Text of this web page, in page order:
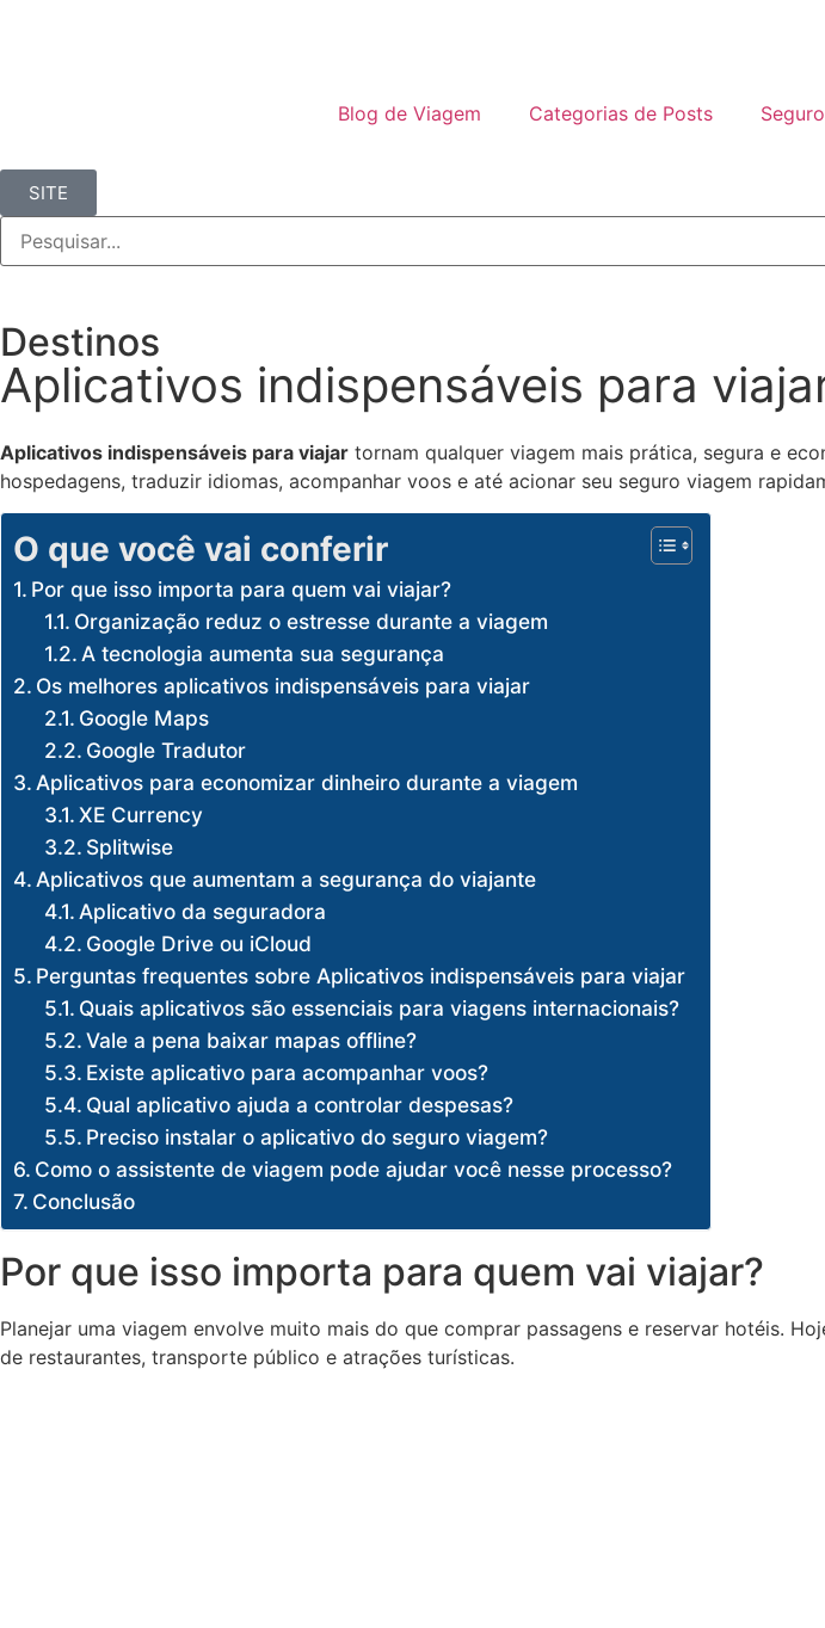
Blog de Viagem Categorias de Posts
SITE
Destinos
Aplicativos indispensáveis para
Aplicativos indispensáveis para viajar tornam qualquer viagem mais prática, segura e
hospedagens, traduzir idiomas, acompanhar voos e até acionar seu seguro viagem
O que você vai conferir
Por que isso importa para quem vai viajar?
Organização reduz o estresse durante a viagem
A tecnologia aumenta sua segurança
Os melhores aplicativos indispensáveis para viajar
Google Maps
Google Tradutor
Aplicativos para economizar dinheiro durante a viagem
XE Currency
Splitwise
Aplicativos que aumentam a segurança do viajante
Aplicativo da seguradora
Google Drive ou iCloud
Perguntas frequentes sobre Aplicativos indispensáveis para viajar
Quais aplicativos são essenciais para viagens internacionais?
Vale a pena baixar mapas offline?
Existe aplicativo para acompanhar voos?
Qual aplicativo ajuda a controlar despesas?
Preciso instalar o aplicativo do seguro viagem?
Como o assistente de viagem pode ajudar você nesse processo?
Conclusão
Por que isso importa para quem vai viajar?
Planejar uma viagem envolve muito mais do que comprar passagens e reservar hotéis.
de restaurantes, transporte público e atrações turísticas.